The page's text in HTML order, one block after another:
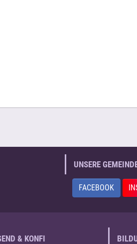
UNSERE
FACEBOOK
& KONFI